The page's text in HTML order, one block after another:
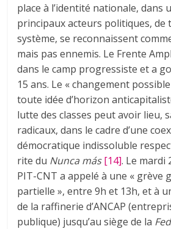
place à l’identité nationale, dans
principaux acteurs politiques, de
système, se reconnaissent
mais pas ennemis. Le Frente
dans le camp progressiste et a
15 ans. Le « changement
toute idée d’horizon
lutte des classes peut avoir lieu,
radicaux, dans le cadre d’une
démocratique indissoluble
rite du Nunca más[14]. Le mardi
PIT-CNT a appelé à une « grève
partielle », entre 9h et 13h, et à
de la raffinerie d’ANCAP
publique) jusqu’au siège de la